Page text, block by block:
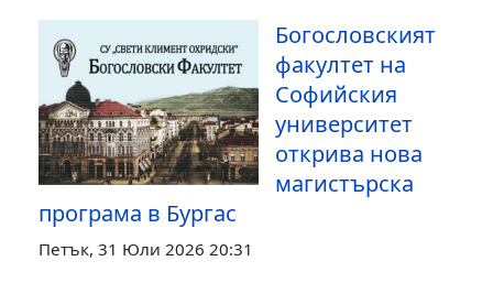
Богословският
факултет на
Софийския
университет
открива нова
магистърска
програма в Бургас
Петък, 31 Юли 2026 20:31